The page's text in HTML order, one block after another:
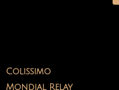
Colissimo
Mondial Relay